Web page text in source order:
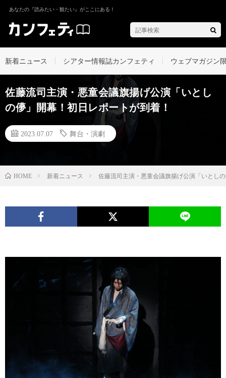
あなたの『読みたい・観たい』がここにある！
新着ニュース シアター情報誌カンフェティ ウェブマガジン
佐藤流司主演・悪童会議旗揚げ公演「いとし
の儚」開幕！初日レポートが到着！
2023.07.07 舞台・演劇
HOME 新着ニュース 佐藤流司主演・悪童会議旗揚げ公演「いとし